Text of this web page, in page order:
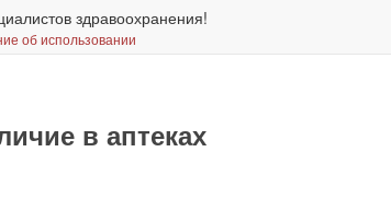
здравоохранения!
об использовании
в аптеках